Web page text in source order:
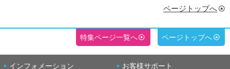
ページトップへ
特集ページ一覧へ ページトップへ
インフォメーション お客様サポート